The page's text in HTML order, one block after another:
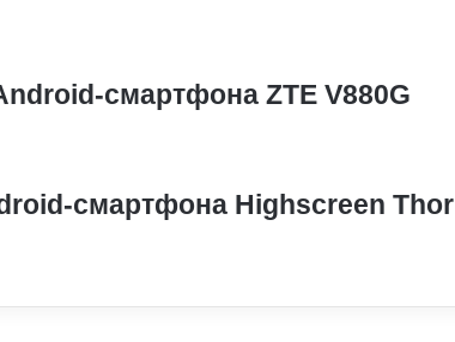
смартфона ZTE V880G
смартфона Highscreen Thor